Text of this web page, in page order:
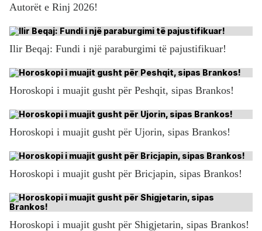
Autorët e Rinj 2026!
Ilir Beqaj: Fundi i një paraburgimi të pajustifikuar!
Horoskopi i muajit gusht për Peshqit, sipas Brankos!
Horoskopi i muajit gusht për Ujorin, sipas Brankos!
Horoskopi i muajit gusht për Bricjapin, sipas Brankos!
Horoskopi i muajit gusht për Shigjetarin, sipas Brankos!